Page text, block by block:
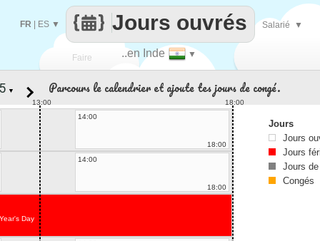
Faire ..en Inde ▼
Jours ouvrés
FR ES ▼ Salarié ▼
▼ Parcours le calendrier et ajoute tes jours de congé.
13:00
18:00
14:00
18:00
14:00
18:00
Day
Jours
Jours
Jours
Jours
Congés